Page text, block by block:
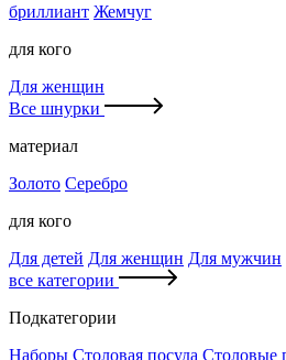
бриллиант Жемчуг
для кого
Для женщин
Все шнурки
материал
Золото Серебро
для кого
Для детей Для женщин Для мужчин
все категории
Подкатегории
Наборы Столовая посуда Столовые